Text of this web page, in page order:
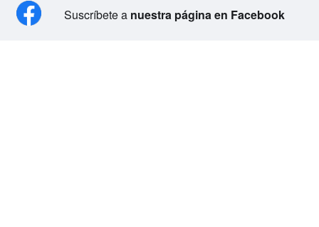
Suscríbete a nuestra página en Facebook